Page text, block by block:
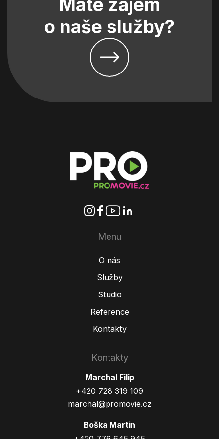
Máte zájem
o naše služby?
Menu
O nás
Služby
Studio
Reference
Kontakty
Kontakty
Marchal Filip
+420 728 319 109
marchal@promovie.cz
Boška Martin